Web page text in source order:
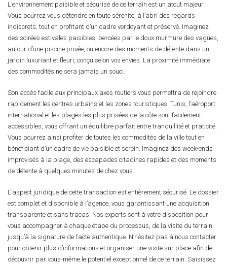
L’environnement paisible et sécurisé de ce terrain est un atout majeur.
Vous pourrez vous détendre en toute sérénité, à l’abri des regards
indiscrets, tout en profitant d’un cadre verdoyant et préservé. Imaginez
des soirées estivales paisibles, bercées par le doux murmure des vagues,
autour d’une piscine privée, ou encore des moments de détente dans un
jardin luxuriant et fleuri, conçu selon vos envies. La proximité immédiate
des commodités ne sera jamais un souci.
Son accès facile aux principaux axes routiers vous permettra de rejoindre
rapidement les centres urbains et les zones touristiques. Tunis, l’aéroport
international et les plages les plus prisées de la côte sont facilement
accessibles, vous offrant un équilibre parfait entre tranquillité et praticité.
Vous pourrez ainsi profiter de toutes les commodités de la ville tout en
bénéficiant d’un cadre de vie paisible et serein. Imaginez des week-ends
improvisés à la plage, des escapades citadines rapides et des moments
de détente à quelques minutes de chez vous.
L’aspect juridique de cette transaction est entièrement sécurisé. Le dossier
est complet et disponible à l’agence, vous garantissant une acquisition
transparente et sans tracas. Nos experts sont à votre disposition pour
vous accompagner à chaque étape du processus, de la visite du terrain
jusqu’à la signature de l’acte authentique. N’hésitez pas à nous contacter
pour obtenir plus d’informations et organiser une visite sur place afin de
découvrir par vous-même le potentiel exceptionnel de ce terrain. Saisissez